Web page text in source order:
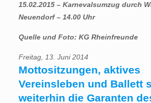
15.02.2015 – Karnevalsumzug durch
Neuendorf – 14.00 Uhr
Quelle und Foto: KG Rheinfreunde
Freitag, 13. Juni 2014
Mottositzungen, aktives
Vereinsleben und Ballett
weiterhin die Garanten